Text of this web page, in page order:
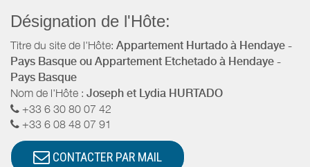
Désignation de l'Hôte:
Titre du site de l'Hôte: Appartement Hurtado à Hendaye -
Pays Basque ou Appartement Etchetado à Hendaye -
Pays Basque
Nom de l'Hôte : Joseph et Lydia HURTADO
+33 6 30 80 07 42
+33 6 08 48 07 91
CONTACTER PAR MAIL